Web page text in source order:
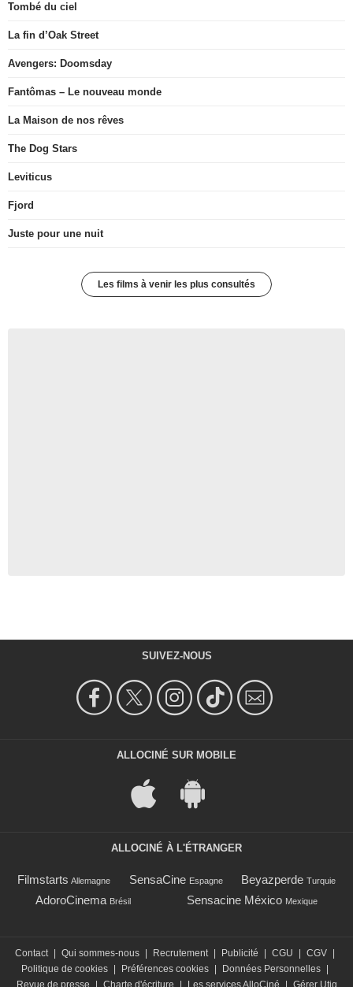
Tombé du ciel
La fin d’Oak Street
Avengers: Doomsday
Fantômas – Le nouveau monde
La Maison de nos rêves
The Dog Stars
Leviticus
Fjord
Juste pour une nuit
Les films à venir les plus consultés
SUIVEZ-NOUS
ALLOCINÉ SUR MOBILE
ALLOCINÉ À L'ÉTRANGER
Filmstarts Allemagne SensaCine Espagne Beyazperde Turquie
AdoroCinema Brésil Sensacine México Mexique
Contact Qui sommes-nous Recrutement Publicité CGU CGV
Politique de cookies
Préférences cookies Données Personnelles